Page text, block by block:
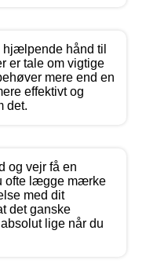
hjælpende hånd til
er tale om vigtige
mere end en
effektivt og
det.
og vejr få en
ofte lægge mærke
med dit
det ganske
lige når du